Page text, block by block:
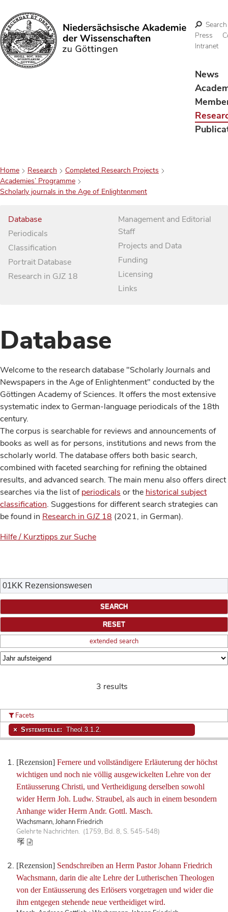
Search
Search
Press
Intranet
News
Home Research
Completed Research Projects
Academies’ Programme
Scholarly journals in the Age of Enlightenment
Database
Periodicals
Classification
Portrait Database
Research in GJZ 18
Management and Editorial
Staff
Projects and Data
Funding
Licensing
Links
Database
Welcome to the research database "Scholarly Journals and
Newspapers in the Age of Enlightenment" conducted by the
Göttingen Academy of Sciences. It offers the most extensive
systematic index to German-language periodicals of the 18th
century.
The corpus is searchable for reviews and announcements of
books as well as for persons, institutions and news from the
scholarly world. The database offers both basic search,
combined with faceted searching for refining the obtained
results, and advanced search. The main menu also offers direct
searches via the list ofperiodicals or the historical subject
classification. Suggestions for different search strategies can
be found in Research in GJZ 18 (2021, in German).
Hilfe / Kurztipps zur Suche
extended search
3 results
[Rezension] Fernere und vollständigere Erläuterung der höchst
wichtigen und noch nie völlig ausgewickelten Lehre von der
Entäusserung Christi, und Vertheidigung derselben sowohl
wider Herrn Joh. Ludw. Straubel, als auch in einem besondern
Anhange wider Herrn Andr. Gottl. Masch.
Wachsmann, Johann Friedrich
Gelehrte Nachrichten. (1759, Bd. 8, S. 545-548)
[Rezension] Sendschreiben an Herrn Pastor Johann Friedrich
Wachsmann, darin die alte Lehre der Lutherischen Theologen
von der Entäusserung des Erlösers vorgetragen und wider die
ihm entgegen stehende neue vertheidiget wird.
Facets
Systemstelle: Theol.3.1.2.